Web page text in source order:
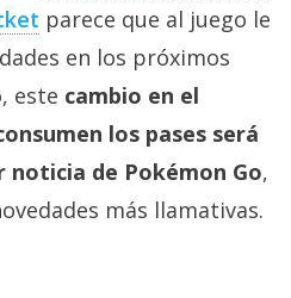
parece que al juego le
en los próximos
este cambio en el
los pases será
noticia de Pokémon Go,
más llamativas.